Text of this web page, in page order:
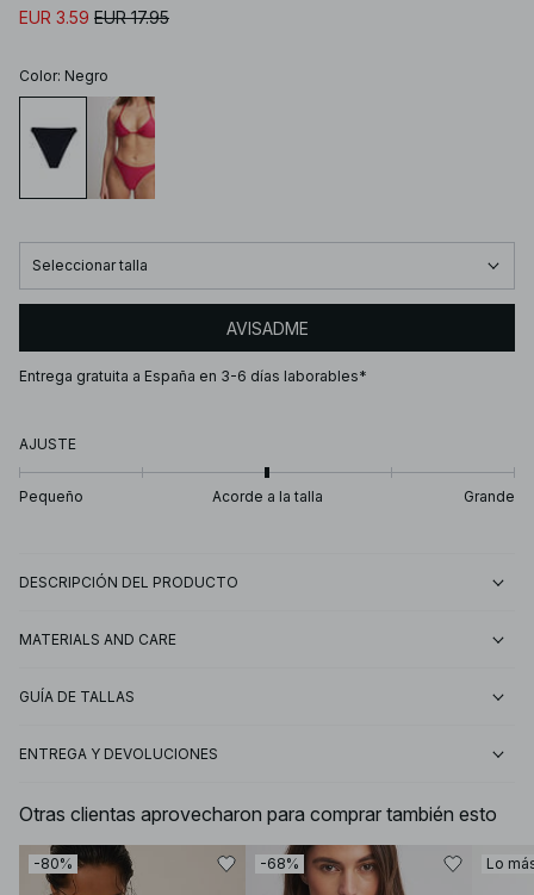
EUR 3.59 EUR 17.95
Color: Negro
Seleccionar talla
AVISADME
Entrega gratuita a España en 3-6 días laborables*
AJUSTE
Pequeño Acorde a la talla Grande
DESCRIPCIÓN DEL PRODUCTO
MATERIALS AND CARE
GUÍA DE TALLAS
ENTREGA Y DEVOLUCIONES
Otras clientas aprovecharon para comprar también esto
-80% -68% Lo